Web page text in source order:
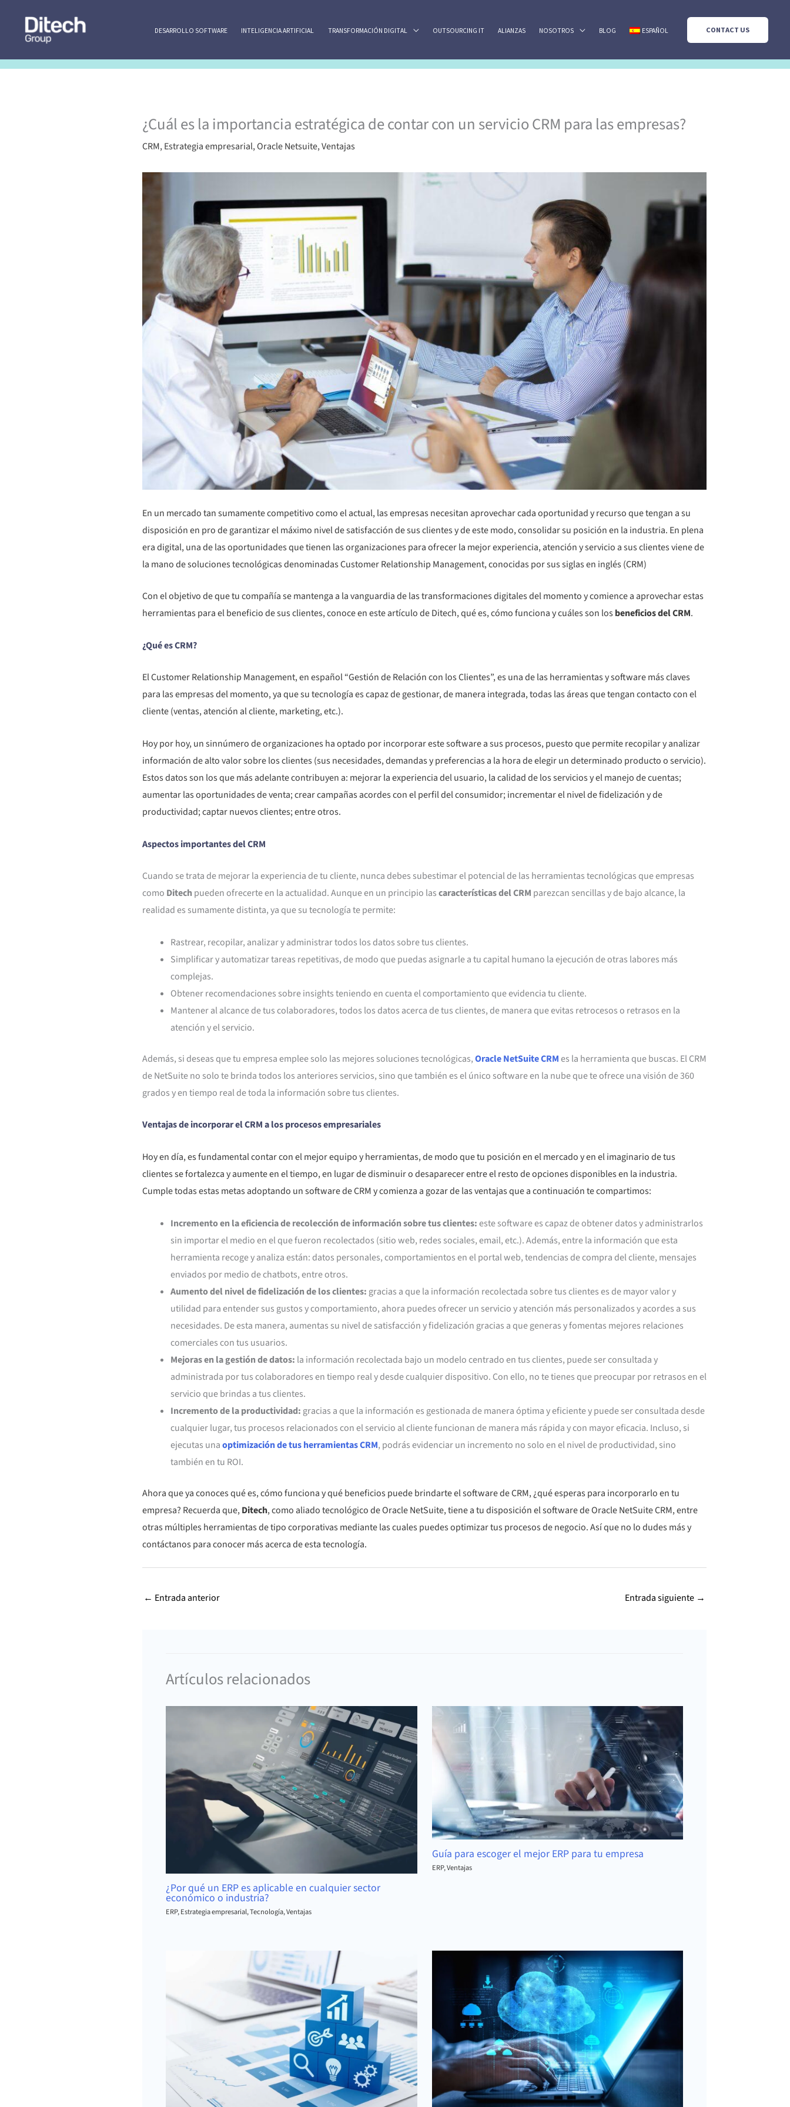
contenido
DESARROLLO SOFTWARE INTELIGENCIA ARTIFICIAL TRANSFORMACIÓN DIGITAL OUTSOURCING IT ALIANZAS NOSOTROS BLOG ESPAÑOL CONTACT US
¿Cuál es la importancia estratégica de contar con un servicio CRM para las empresas?
CRM,Estrategia empresarial,Oracle Netsuite,Ventajas
En un mercado tan sumamente competitivo como el actual, las empresas necesitan aprovechar cada oportunidad y recurso que tengan a su
disposición en pro de garantizar el máximo nivel de satisfacción de sus clientes y de este modo, consolidar su posición en la industria. En plena
era digital, una de las oportunidades que tienen las organizaciones para ofrecer la mejor experiencia, atención y servicio a sus clientes viene de
la mano de soluciones tecnológicas denominadas Customer Relationship Management, conocidas por sus siglas en inglés (CRM)
Con el objetivo de que tu compañía se mantenga a la vanguardia de las transformaciones digitales del momento y comience a aprovechar estas
herramientas para el beneficio de sus clientes, conoce en este artículo de Ditech, qué es, cómo funciona y cuáles son losbeneficios del CRM.
¿Qué es CRM?
El Customer Relationship Management, en español “Gestión de Relación con los Clientes”, es una de las herramientas y software más claves
para las empresas del momento, ya que su tecnología es capaz de gestionar, de manera integrada, todas las áreas que tengan contacto con el
cliente (ventas, atención al cliente, marketing, etc.).
Hoy por hoy, un sinnúmero de organizaciones ha optado por incorporar este software a sus procesos, puesto que permite recopilar y analizar
información de alto valor sobre los clientes (sus necesidades, demandas y preferencias a la hora de elegir un determinado producto o servicio).
Estos datos son los que más adelante contribuyen a: mejorar la experiencia del usuario, la calidad de los servicios y el manejo de cuentas;
aumentar las oportunidades de venta; crear campañas acordes con el perfil del consumidor; incrementar el nivel de fidelización y de
productividad; captar nuevos clientes; entre otros.
Aspectos importantes del CRM
Cuando se trata de mejorar la experiencia de tu cliente, nunca debes subestimar el potencial de las herramientas tecnológicas que empresas
como Ditechpueden ofrecerte en la actualidad. Aunque en un principio lascaracterísticas del CRM parezcan sencillas y de bajo alcance, la
realidad es sumamente distinta, ya que su tecnología te permite:
Rastrear, recopilar, analizar y administrar todos los datos sobre tus clientes.
Simplificar y automatizar tareas repetitivas, de modo que puedas asignarle a tu capital humano la ejecución de otras labores más
complejas.
Obtener recomendaciones sobre insights teniendo en cuenta el comportamiento que evidencia tu cliente.
Mantener al alcance de tus colaboradores, todos los datos acerca de tus clientes, de manera que evitas retrocesos o retrasos en la
atención y el servicio.
Además, si deseas que tu empresa emplee solo las mejores soluciones tecnológicas,Oracle NetSuite CRMes la herramienta que buscas. El CRM
de NetSuite no solo te brinda todos los anteriores servicios, sino que también es el único software en la nube que te ofrece una visión de 360
grados y en tiempo real de toda la información sobre tus clientes.
Ventajas de incorporar el CRM a los procesos empresariales
Hoy en día, es fundamental contar con el mejor equipo y herramientas, de modo que tu posición en el mercado y en el imaginario de tus
clientes se fortalezca y aumente en el tiempo, en lugar de disminuir o desaparecer entre el resto de opciones disponibles en la industria.
Cumple todas estas metas adoptando un software de CRM y comienza a gozar de las ventajas que a continuación te compartimos:
Incremento en la eficiencia de recolección de información sobre tus clientes:este software es capaz de obtener datos y administrarlos
sin importar el medio en el que fueron recolectados (sitio web, redes sociales, email, etc.). Además, entre la información que esta
herramienta recoge y analiza están: datos personales, comportamientos en el portal web, tendencias de compra del cliente, mensajes
enviados por medio de chatbots, entre otros.
Aumento del nivel de fidelización de los clientes: gracias a que la información recolectada sobre tus clientes es de mayor valor y
utilidad para entender sus gustos y comportamiento, ahora puedes ofrecer un servicio y atención más personalizados y acordes a sus
necesidades. De esta manera, aumentas su nivel de satisfacción y fidelización gracias a que generas y fomentas mejores relaciones
comerciales con tus usuarios.
Mejoras en la gestión de datos: la información recolectada bajo un modelo centrado en tus clientes, puede ser consultada y
administrada por tus colaboradores en tiempo real y desde cualquier dispositivo. Con ello, no te tienes que preocupar por retrasos en el
servicio que brindas a tus clientes.
Incremento de la productividad: gracias a que la información es gestionada de manera óptima y eficiente y puede ser consultada desde
cualquier lugar, tus procesos relacionados con el servicio al cliente funcionan de manera más rápida y con mayor eficacia. Incluso, si
ejecutas unaoptimización de tus herramientas CRM, podrás evidenciar un incremento no solo en el nivel de productividad, sino
también en tu ROI.
Ahora que ya conoces qué es, cómo funciona y qué beneficios puede brindarte el software de CRM, ¿qué esperas para incorporarlo en tu
empresa? Recuerda que,Ditech, como aliado tecnológico de Oracle NetSuite, tiene a tu disposición el software de Oracle NetSuite CRM, entre
otras múltiples herramientas de tipo corporativas mediante las cuales puedes optimizar tus procesos de negocio. Así que no lo dudes más y
contáctanos para conocer más acerca de esta tecnología.
← Entrada anterior Entrada siguiente →
Artículos relacionados
¿Por qué un ERP es aplicable en cualquier sector
económico o industria?
ERP,Estrategia empresarial,Tecnología,Ventajas
Guía para escoger el mejor ERP para tu empresa
ERP,Ventajas